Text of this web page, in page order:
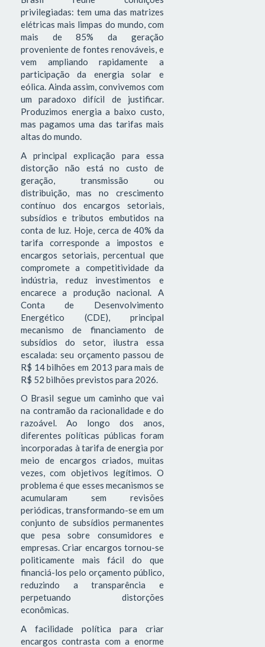
privilegiadas: tem uma das matrizes
elétricas mais limpas do mundo, com
mais de 85% da geração
proveniente de fontes renováveis, e
vem ampliando rapidamente a
participação da energia solar e
eólica. Ainda assim, convivemos com
um paradoxo difícil de justificar.
Produzimos energia a baixo custo,
mas pagamos uma das tarifas mais
altas do mundo.
A principal explicação para essa
distorção não está no custo de
geração, transmissão ou
distribuição, mas no crescimento
contínuo dos encargos setoriais,
subsídios e tributos embutidos na
conta de luz. Hoje, cerca de 40% da
tarifa corresponde a impostos e
encargos setoriais, percentual que
compromete a competitividade da
indústria, reduz investimentos e
encarece a produção nacional. A
Conta de Desenvolvimento
Energético (CDE), principal
mecanismo de financiamento de
subsídios do setor, ilustra essa
escalada: seu orçamento passou de
R$ 14 bilhões em 2013 para mais de
R$ 52 bilhões previstos para 2026.
O Brasil segue um caminho que vai
na contramão da racionalidade e do
razoável. Ao longo dos anos,
diferentes políticas públicas foram
incorporadas à tarifa de energia por
meio de encargos criados, muitas
vezes, com objetivos legítimos. O
problema é que esses mecanismos se
acumularam sem revisões
periódicas, transformando-se em um
conjunto de subsídios permanentes
que pesa sobre consumidores e
empresas. Criar encargos tornou-se
politicamente mais fácil do que
financiá-los pelo orçamento público,
reduzindo a transparência e
perpetuando distorções
econômicas.
A facilidade política para criar
encargos contrasta com a enorme